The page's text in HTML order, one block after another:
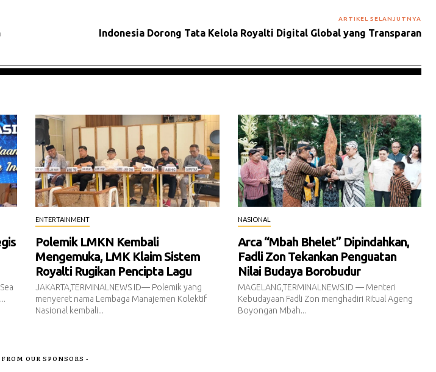
ARTIKEL SELANJUTNYA
Indonesia Dorong Tata Kelola Royalti Digital Global yang Transparan
ENTERTAINMENT
Polemik LMKN Kembali
Mengemuka, LMK Klaim Sistem
Royalti Rugikan Pencipta Lagu
JAKARTA,TERMINALNEWS ID— Polemik yang
menyeret nama Lembaga Manajemen Kolektif
Nasional kembali...
NASIONAL
Arca “Mbah Bhelet” Dipindahkan,
Fadli Zon Tekankan Penguatan
Nilai Budaya Borobudur
MAGELANG,TERMINALNEWS.ID — Menteri
Kebudayaan Fadli Zon menghadiri Ritual Ageng
Boyongan Mbah...
OUR SPONSORS -